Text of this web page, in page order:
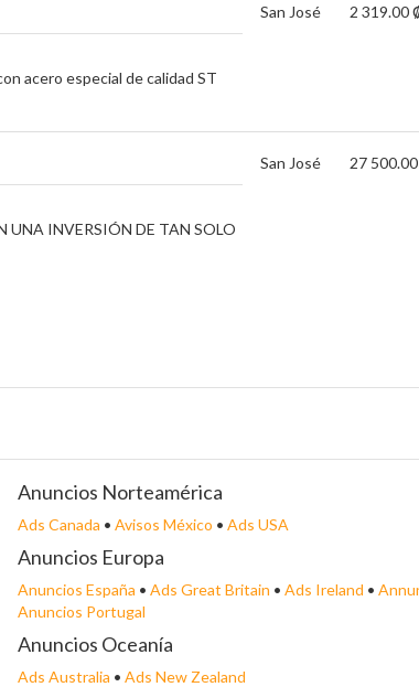
acero especial de calidad ST
San José 2 319.00
UNA INVERSIÓN DE TAN SOLO
San José 27
Anuncios Norteamérica
Ads Canada • Avisos México • Ads USA
Anuncios Europa
Anuncios España • Ads Great Britain • Ads Ireland •
Anuncios Portugal
Anuncios Oceanía
Ads Australia • Ads New Zealand